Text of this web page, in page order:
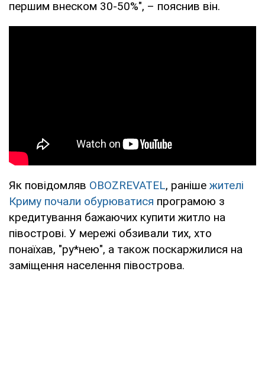
першим внеском 30-50%", – пояснив він.
Як повідомляв OBOZREVATEL, раніше жителі
Криму почали обурюватися програмою з
кредитування бажаючих купити житло на
півострові. У мережі обзивали тих, хто
понаїхав, "ру*нею", а також поскаржилися на
заміщення населення півострова.